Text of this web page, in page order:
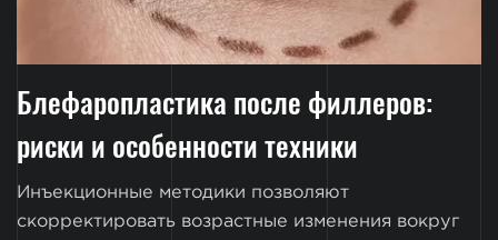
Блефаропластика после филлеров:
риски и особенности техники
Инъекционные методики позволяют
скорректировать возрастные изменения вокруг